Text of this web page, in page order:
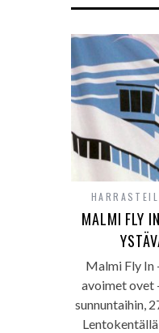
MALMI FLY
Malmi Fly In
avoimet ovet
sunnuntaihin,